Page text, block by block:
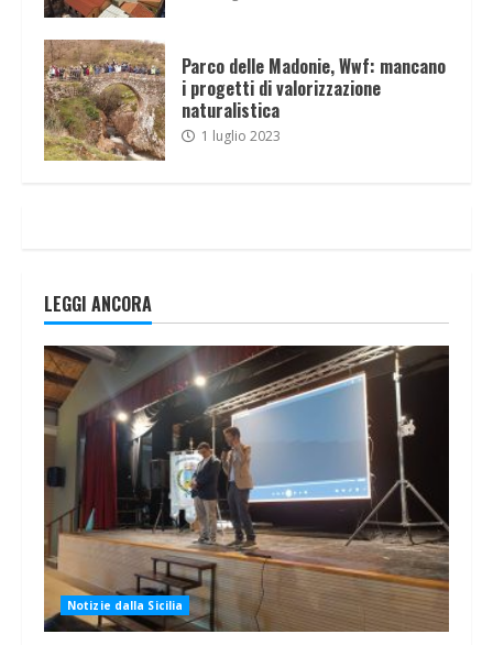
Parco delle Madonie, Wwf: mancano
i progetti di valorizzazione
naturalistica
1 luglio 2023
LEGGI ANCORA
Notizie dalla Sicilia